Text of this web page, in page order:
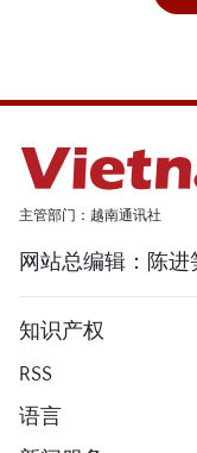
主管部门：越南通讯社
网站总编辑：陈进
知识产权
RSS
语言